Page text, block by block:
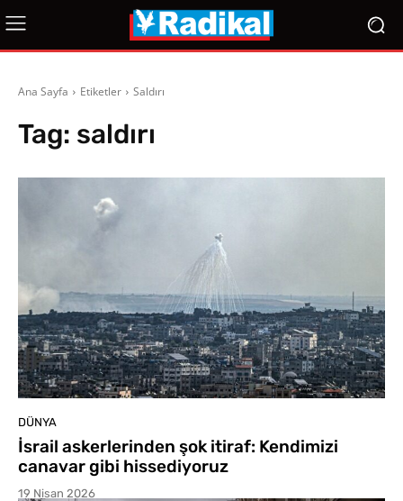
Ana Sayfa Etiketler Saldırı
Tag: saldırı
DÜNYA
İsrail askerlerinden şok itiraf: Kendimizi
canavar gibi hissediyoruz
19 Nisan 2026